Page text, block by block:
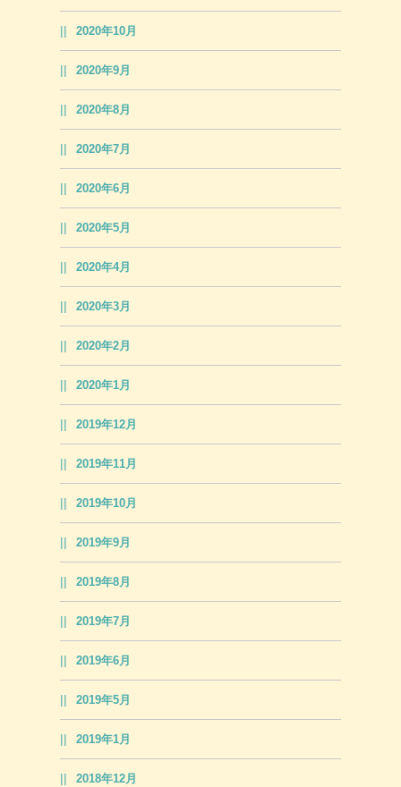
2020年10月
2020年9月
2020年8月
2020年7月
2020年6月
2020年5月
2020年4月
2020年3月
2020年2月
2020年1月
2019年12月
2019年11月
2019年10月
2019年9月
2019年8月
2019年7月
2019年6月
2019年5月
2019年1月
2018年12月